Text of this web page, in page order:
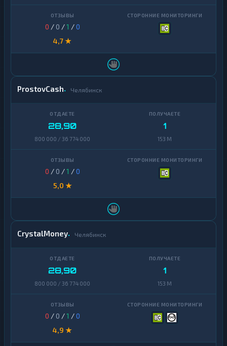
0 / 0 /1 /0
4,7 ★
ProstovCash Челябинск
28,90
800 000 / 36 774 000
1
153 M
0 / 0 /1 /0
5,0 ★
CrystalMoney Челябинск
28,90
800 000 / 36 774 000
1
153 M
0 / 0 /1 /0
4,9 ★